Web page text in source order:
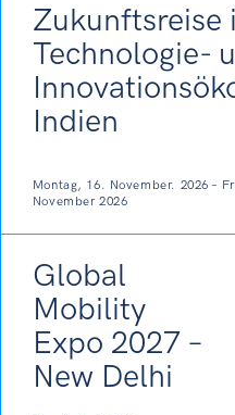
Zukunftsreise
Technologie-
Indien
Montag, 16. November. 2026 –
November 2026
Global
Mobility
Expo 2027 –
New Delhi